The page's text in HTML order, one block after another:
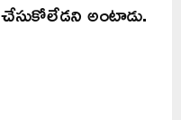
అంటాడు.